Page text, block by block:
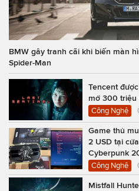
BMW gây tranh cãi khi biến màn
Spider-Man
Tencent
mở 300 triệu
Công Nghệ
Game thủ
2 USD tại
Cyberpunk
Công Nghệ
Mistfall